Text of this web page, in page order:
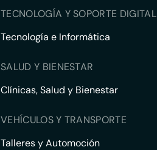
TECNOLOGÍA Y SOPORTE DIGITAL
Tecnología e Informática
SALUD Y BIENESTAR
Clínicas, Salud y Bienestar
VEHÍCULOS Y TRANSPORTE
Talleres y Automoción